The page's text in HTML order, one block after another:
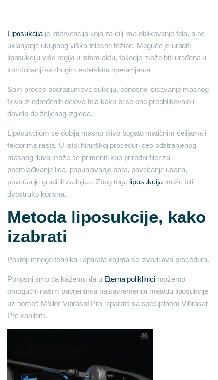
Liposukcija je intervencija koja za cilj ima oblikovanje tela, a ne
uklanjanje ukupnog viška telesne težine. Moguće je uraditi
liposukciju više regija u istom aktu, takodje može biti urađena u
kombinaciji sa drugim estetskim operacijama.
Sam proces podrazumeva sukciju, odnosno isisavanje masnog
tkiva iz određenih delova tela kako bi se ono preoblikovalo i
dovelo do željenog izgleda.
Liposukcijom se dobija masno tkivo bogato matičnim ćelijama i
faktorima rasta. U istoj hirurškoj proceduri deo odstranjenog
masnog tkiva može se primeniti kao prirodni filer za
podmlađivanje lica, popunjavanje bora, povećanje usana,
povećanje grudi ili zadnjice. Zbog toga liposukcija može biti
dvostruko korisna.
Metoda liposukcije, kako
izabrati
Postoji mnogo tehnika i aparata kojima se izvodi ova procedura.
Ponosni smo da kažemo da u Eterna poliklinici možemo
omogućiti našim pacijentima najsavremeniju metodu liposukcije
uz pomoć Möller-Vibrasat Pro aparata sa specijalnom Vibrasat
Pro kanilom.